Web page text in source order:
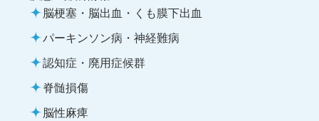
脳梗塞・脳出血・くも膜下出血
パーキンソン病・神経難病
認知症・廃用症候群
脊髄損傷
脳性麻痺